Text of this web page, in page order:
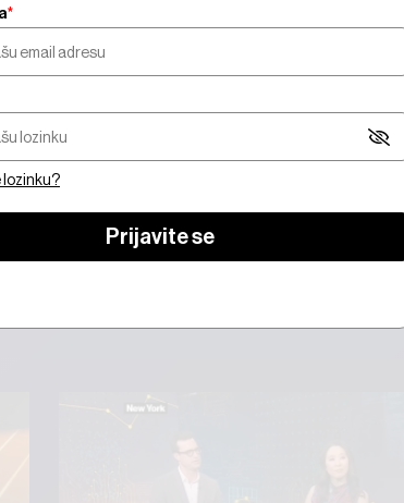
pretplatnik da biste gledali video
*
lozinku?
Prijavite se